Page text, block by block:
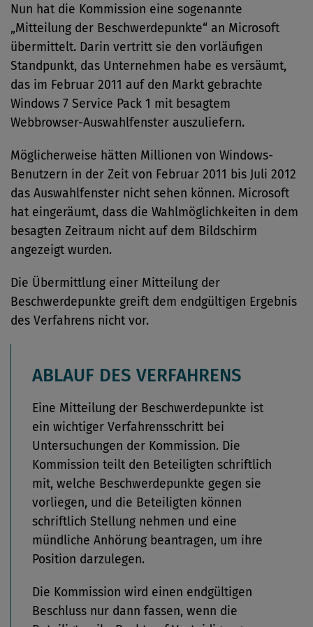
Nun hat die Kommission eine sogenannte
„Mitteilung der Beschwerdepunkte“ an Microsoft
übermittelt. Darin vertritt sie den vorläufigen
Standpunkt, das Unternehmen habe es versäumt,
das im Februar 2011 auf den Markt gebrachte
Windows 7 Service Pack 1 mit besagtem
Webbrowser-Auswahlfenster auszuliefern.
Möglicherweise hätten Millionen von Windows-
Benutzern in der Zeit von Februar 2011 bis Juli 2012
das Auswahlfenster nicht sehen können. Microsoft
hat eingeräumt, dass die Wahlmöglichkeiten in dem
besagten Zeitraum nicht auf dem Bildschirm
angezeigt wurden.
Die Übermittlung einer Mitteilung der
Beschwerdepunkte greift dem endgültigen Ergebnis
des Verfahrens nicht vor.
ABLAUF DES VERFAHRENS
Eine Mitteilung der Beschwerdepunkte ist
ein wichtiger Verfahrensschritt bei
Untersuchungen der Kommission. Die
Kommission teilt den Beteiligten schriftlich
mit, welche Beschwerdepunkte gegen sie
vorliegen, und die Beteiligten können
schriftlich Stellung nehmen und eine
mündliche Anhörung beantragen, um ihre
Position darzulegen.
Die Kommission wird einen endgültigen
Beschluss nur dann fassen, wenn die